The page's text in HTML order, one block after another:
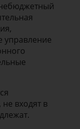
управление
входят в